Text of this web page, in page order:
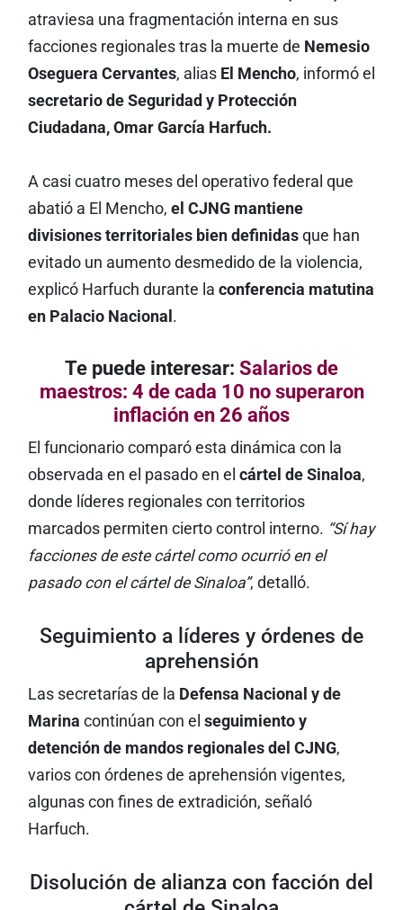
atraviesa una fragmentación interna en sus
facciones regionales tras la muerte de Nemesio
Oseguera Cervantes, alias El Mencho, informó el
secretario de Seguridad y Protección
Ciudadana, Omar García Harfuch.
A casi cuatro meses del operativo federal que
abatió a El Mencho, el CJNG mantiene
divisiones territoriales bien definidasque han
evitado un aumento desmedido de la violencia,
explicó Harfuch durante la conferencia matutina
en Palacio Nacional .
Te puede interesar: Salarios de
maestros: 4 de cada 10 no superaron
inflación en 26 años
El funcionario comparó esta dinámica con la
observada en el pasado en el cártel de Sinaloa,
donde líderes regionales con territorios
marcados permiten cierto control interno. “Sí hay
facciones de este cártel como ocurrió en el
pasado con el cártel de Sinaloa”, detalló.
Seguimiento a líderes y órdenes de
aprehensión
Las secretarías de la Defensa Nacional y de
Marina continúan con el seguimiento y
detención de mandos regionales del CJNG,
varios con órdenes de aprehensión vigentes,
algunas con fines de extradición, señaló
Harfuch.
Disolución de alianza con facción del